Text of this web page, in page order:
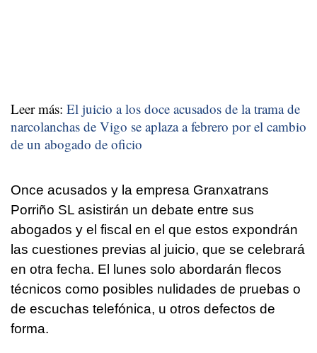
Leer más: El juicio a los doce acusados de la trama de
narcolanchas de Vigo se aplaza a febrero por el cambio
de un abogado de oficio
Once acusados y la empresa Granxatrans
Porriño SL asistirán un debate entre sus
abogados y el fiscal en el que estos expondrán
las cuestiones previas al juicio, que se celebrará
en otra fecha. El lunes solo abordarán flecos
técnicos como posibles nulidades de pruebas o
de escuchas telefónica, u otros defectos de
forma.